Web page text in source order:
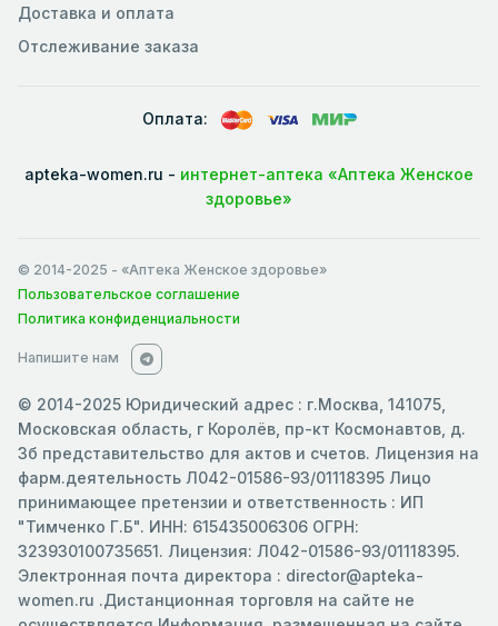
Доставка и оплата
Отслеживание заказа
Оплата:
apteka-women.ru - интернет-аптека «Аптека Женское
здоровье»
© 2014-2025 - «Аптека Женское здоровье»
Пользовательское соглашение
Политика конфиденциальности
Напишите нам
© 2014-2025 Юридический адрес : г.Москва, 141075,
Московская область, г Королёв, пр-кт Космонавтов, д.
3б представительство для актов и счетов. Лицензия на
фарм.деятельность Л042-01586-93/01118395 Лицо
принимающее претензии и ответственность : ИП
"Тимченко Г.Б". ИНН: 615435006306 ОГРН:
323930100735651. Лицензия: Л042-01586-93/01118395.
Электронная почта директора : director@apteka-
women.ru .Дистанционная торговля на сайте не